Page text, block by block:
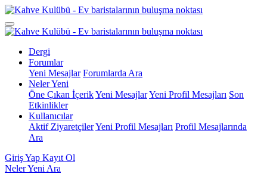
Dergi
Forumlar
Yeni Mesajlar Forumlarda Ara
Neler Yeni
Öne Çıkan İçerikYeni MesajlarYeni Profil Mesajları Son
Etkinlikler
Kullanıcılar
Aktif ZiyaretçilerYeni Profil Mesajları Profil Mesajlarında
Ara
Giriş Yap Kayıt Ol
Neler Yeni Ara